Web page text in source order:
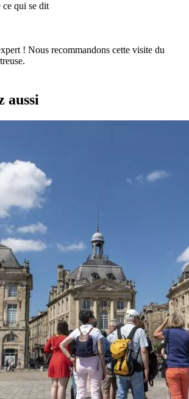
ce qui se dit
! Nous recommandons cette visite du
aussi